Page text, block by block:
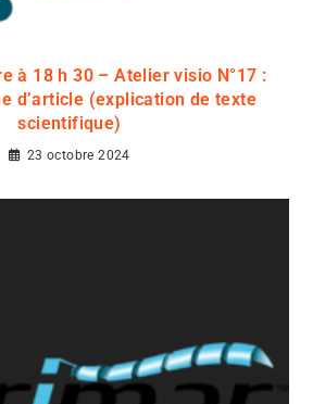
à 18 h 30 – Atelier visio N°17 :
d’article (explication de texte
scientifique)
23 octobre 2024